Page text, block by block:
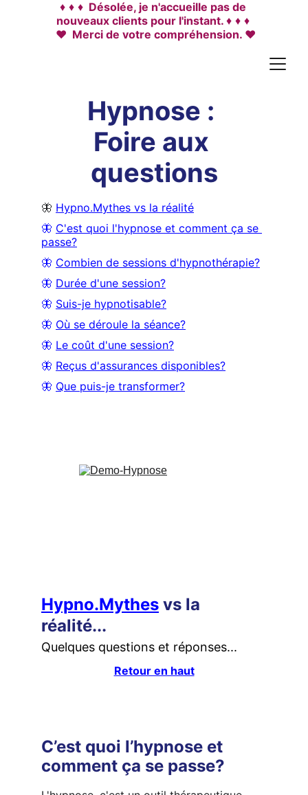
♦ ♦ ♦
  Désolée, je n'accueille pas de
nouveaux clients pour l'instant. ♦ ♦ ♦
♥  Merci de votre compréhension. ♥
Hypnose :
Foire aux
questions
🦋 Hypno.Mythes vs la réalité
🦋 C'est quoi l'hypnose et comment ça se
passe?
🦋 Combien de sessions d'hypnothérapie?
🦋 Durée d'une session?
🦋 Suis-je hypnotisable?
🦋 Où se déroule la séance?
🦋 Le coût d'une session?
🦋 Reçus d'assurances disponibles?
🦋 Que puis-je transformer?
Hypno.Mythes vs la
réalité...
Quelques questions et réponses...
Retour en haut
C’est quoi l’hypnose et
comment ça se passe?